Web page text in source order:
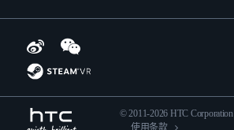
© 2011-2026 HTC Corporation
使用条款